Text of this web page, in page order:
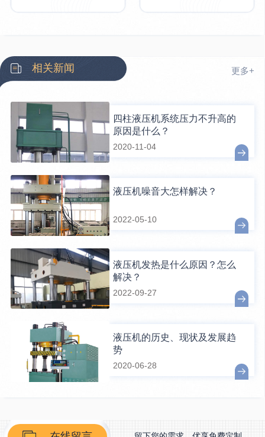
相关新闻 更多+
四柱液压机系统压力不升高的
原因是什么？
2020-11-04
液压机噪音大怎样解决？
2022-05-10
液压机发热是什么原因？怎么
解决？
2022-09-27
液压机的历史、现状及发展趋
势
2020-06-28